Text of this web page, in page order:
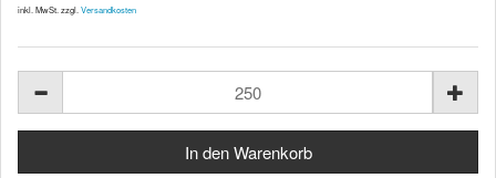
inkl. MwSt. zzgl. Versandkosten